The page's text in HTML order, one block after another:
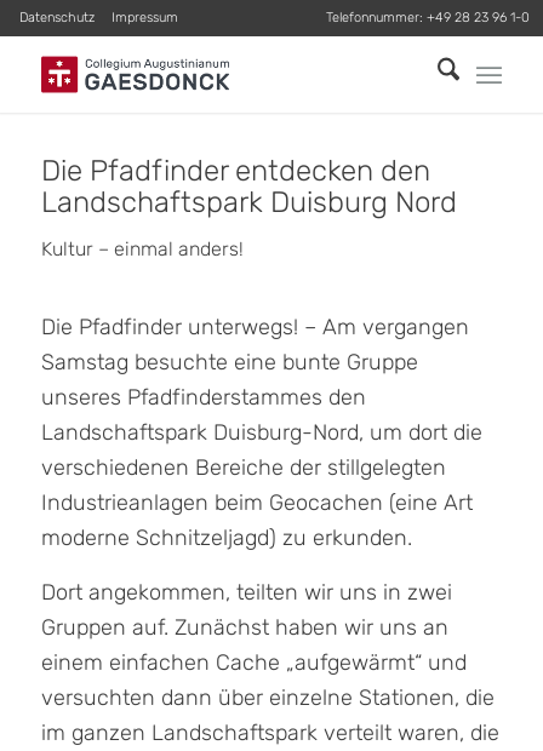
Datenschutz Impressum Telefonnummer: +49 28 23 96 1-0
Die Pfadfinder entdecken den
Landschaftspark Duisburg Nord
Kultur – einmal anders!
Die Pfadfinder unterwegs! – Am vergangen
Samstag besuchte eine bunte Gruppe
unseres Pfadfinderstammes den
Landschaftspark Duisburg-Nord, um dort die
verschiedenen Bereiche der stillgelegten
Industrieanlagen beim Geocachen (eine Art
moderne Schnitzeljagd) zu erkunden.
Dort angekommen, teilten wir uns in zwei
Gruppen auf. Zunächst haben wir uns an
einem einfachen Cache „aufgewärmt“ und
versuchten dann über einzelne Stationen, die
im ganzen Landschaftspark verteilt waren, die